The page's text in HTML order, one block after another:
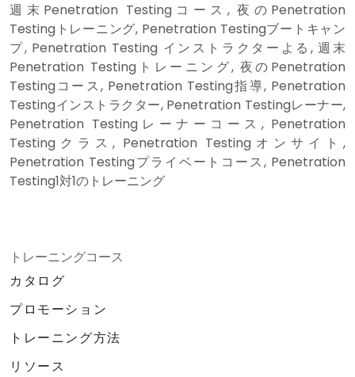
週末Penetration Testingコース, 夜のPenetration
Testingトレーニング, Penetration Testingブートキャン
プ, Penetration Testing インストラクターよる, 週末
Penetration Testingトレーニング, 夜のPenetration
Testingコース, Penetration Testing指導, Penetration
Testingインストラクター, Penetration Testingレーナー,
Penetration Testingレーナーコース, Penetration
Testingクラス, Penetration Testingオンサイト,
Penetration Testingプライベートコース, Penetration
Testing1対1のトレーニング
トレーニングコース
カタログ
プロモーション
トレーニング方法
リソース